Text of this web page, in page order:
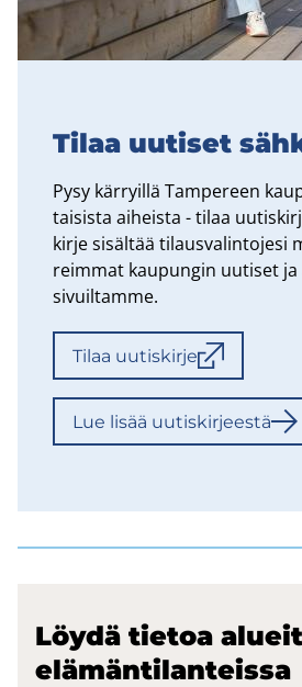
Tilaa uu­ti­set
Pysy kär­ryil­lä Tam­pe­reen
tai­sis­ta ai­heis­ta - tilaa
kir­je si­säl­tää ti­laus­va­lin­to­je­si
reim­mat kau­pun­gin uu­ti­set
si­vuil­tam­me.
Tilaa uu­tis­kir­je
Lue lisää uu­tis­kir­jees­tä
Löydä tie­toa
elä­män­ti­lan­teis­sa